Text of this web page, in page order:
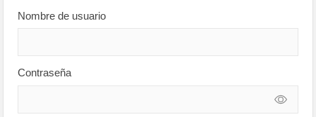
Nombre de usuario
Contraseña